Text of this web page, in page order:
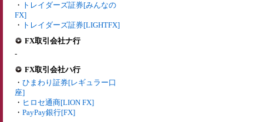
・ トレイダーズ証券[みんなの
FX]
・ トレイダーズ証券[LIGHTFX]
FX取引会社ナ行
-
FX取引会社ハ行
・ ひまわり証券[レギュラー口
座]
・ ヒロセ通商[LION FX]
・ PayPay銀行[FX]